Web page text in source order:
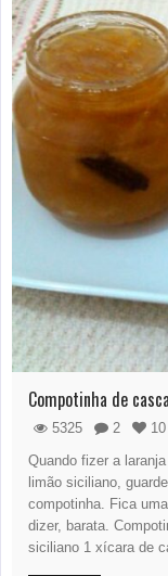
Compotinha de
5325 2
10
Quando fizer a
limão siciliano,
compotinha. Fica
dizer, barata.
siciliano 1 xícara de